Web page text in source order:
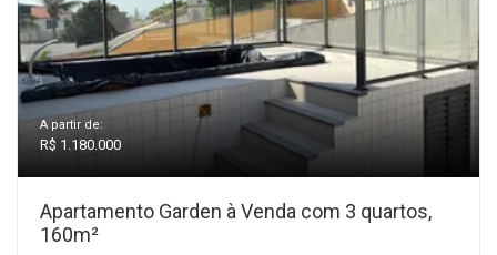
A partir de:
R$ 1.180.000
Apartamento Garden à Venda com 3 quartos,
160m²